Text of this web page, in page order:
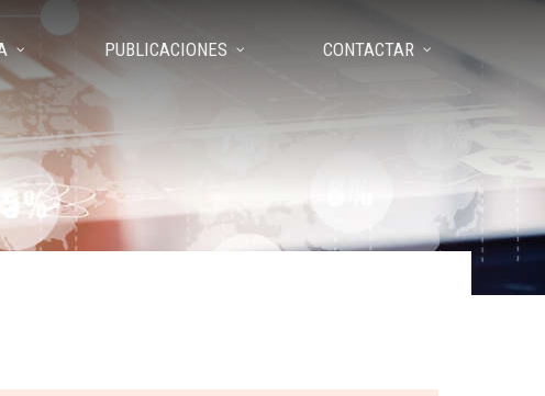
PUBLICACIONES CONTACTAR